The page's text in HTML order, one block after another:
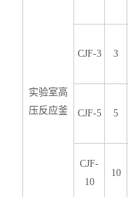
实验室高
压反应釜
CJF-3 3
CJF-5 5
CJF-
10
10